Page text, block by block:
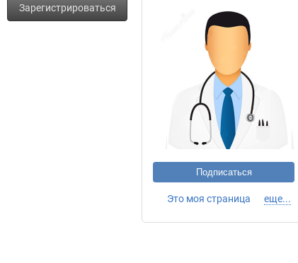
Зарегистрироваться
Подписаться
Это моя страница еще...